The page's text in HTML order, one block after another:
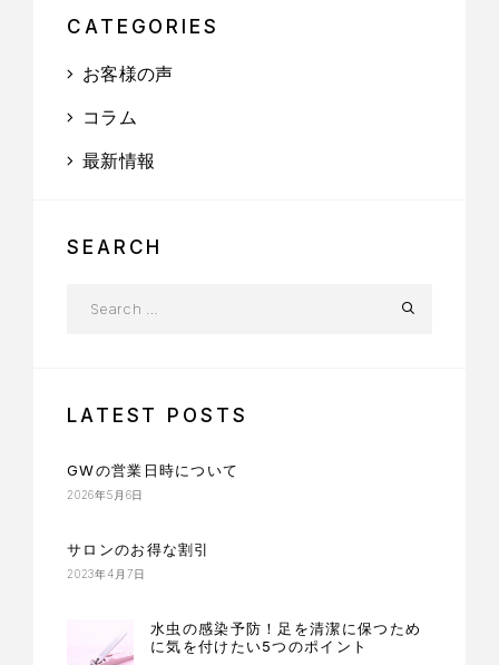
CATEGORIES
お客様の声
コラム
最新情報
SEARCH
LATEST POSTS
GWの営業日時について
2026年5月6日
サロンのお得な割引
2023年4月7日
水虫の感染予防！足を清潔に保つため
に気を付けたい5つのポイント